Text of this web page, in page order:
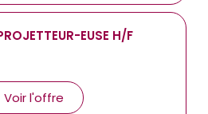
EUSE H/F
Voir l'offre